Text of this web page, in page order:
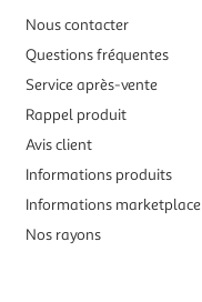
Nous contacter
Questions fréquentes
Service après-vente
Rappel produit
Avis client
Informations produits
Informations marketplace
Nos rayons